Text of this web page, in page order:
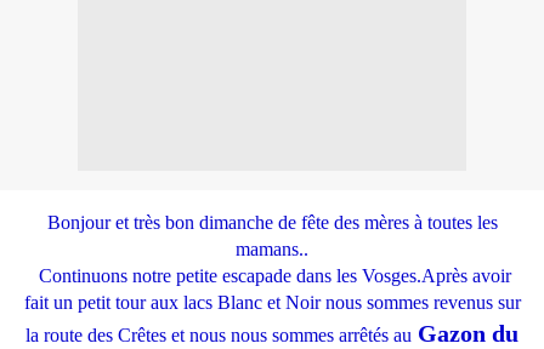
Bonjour et très bon dimanche de fête des mères à toutes les
mamans..
Continuons notre petite escapade dans les Vosges.Après avoir
fait un petit tour aux lacs Blanc et Noir nous sommes revenus sur
la route des Crêtes et nous nous sommes arrêtés au Gazon du